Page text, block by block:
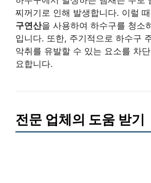
찌꺼기로 인해 발생합니다. 이럴
구연산을 사용하여 하수구를 청소
입니다. 또한, 주기적으로 하수구
악취를 유발할 수 있는 요소를 차
요합니다.
전문 업체의 도움 받기